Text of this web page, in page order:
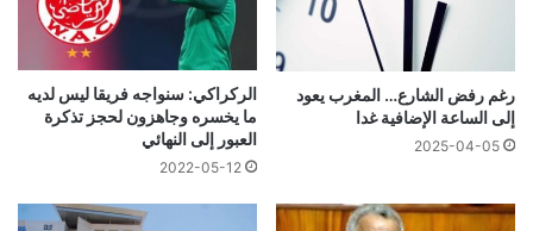
رغم رفض الشارع… المغرب يعود
إلى الساعة الإضافية غدا
2025-04-05
الركراكي: سنواجه فريقا ليس لديه
ما يخسره وجاهزون لحجز تذكرة
العبور إلى النهائي
2022-05-12